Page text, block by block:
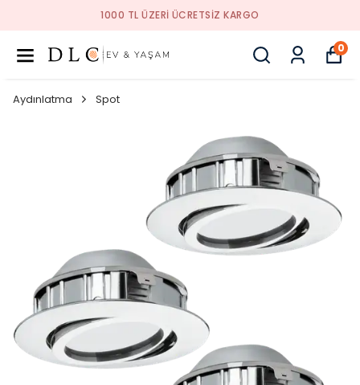
1000 TL ÜZERI ÜCRETSIZ KARGO
0
Aydınlatma Spot